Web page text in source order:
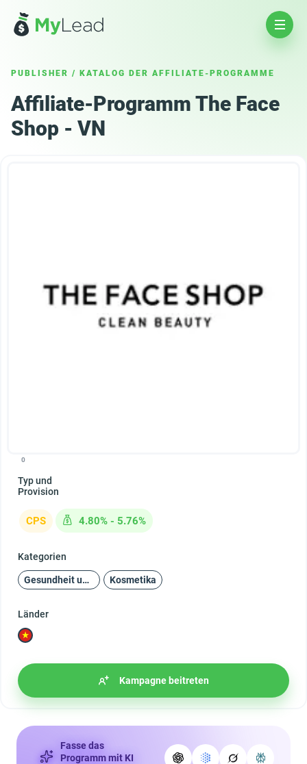
PUBLISHER / KATALOG DER AFFILIATE-PROGRAMME
Affiliate-Programm The Face
Shop - VN
0
Typ und
Provision
CPS 4.80% - 5.76%
Kategorien
Gesundheit und Schönheit Kosmetika
Länder
Kampagne beitreten
Fasse das
Programm mit KI